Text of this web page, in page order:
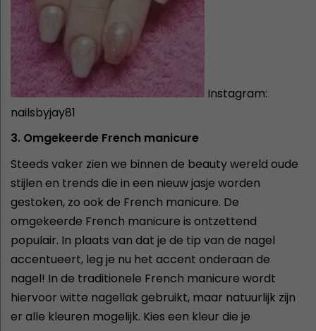
Instagram:
nailsbyjay81
3. Omgekeerde French manicure
Steeds vaker zien we binnen de beauty wereld oude
stijlen en trends die in een nieuw jasje worden
gestoken, zo ook de French manicure. De
omgekeerde French manicure is ontzettend
populair. In plaats van dat je de tip van de nagel
accentueert, leg je nu het accent onderaan de
nagel! In de traditionele French manicure wordt
hiervoor witte nagellak gebruikt, maar natuurlijk zijn
er alle kleuren mogelijk. Kies een kleur die je